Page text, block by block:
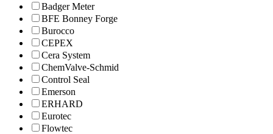
Badger Meter
BFE Bonney Forge
Burocco
CEPEX
Cera System
ChemValve-Schmid
Control Seal
Emerson
ERHARD
Eurotec
Flowtec